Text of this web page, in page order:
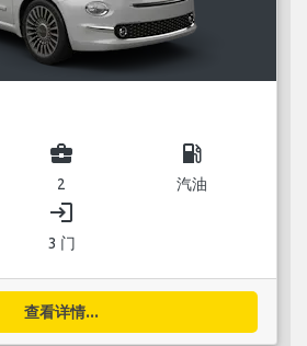
business_center
2
local_gas_station
汽油
login
3 门
查看详情...